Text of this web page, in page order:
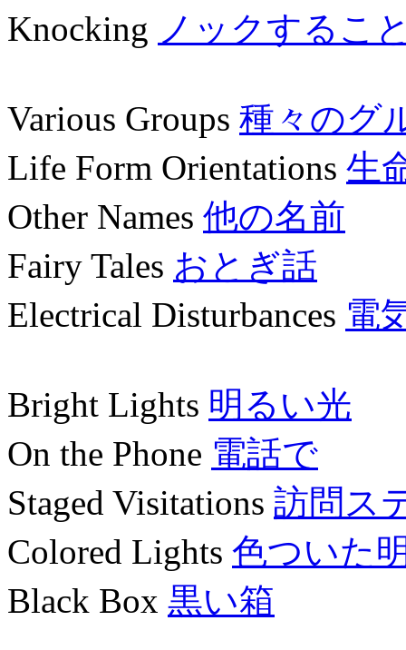
Knocking ノックするこ
Various Groups 種々のグ
Life Form Orientations 生
Other Names 他の名前
Fairy Tales おとぎ話
Electrical Disturbances 電
Bright Lights 明るい光
On the Phone 電話で
Staged Visitations 訪問ス
Colored Lights 色ついた
Black Box 黒い箱